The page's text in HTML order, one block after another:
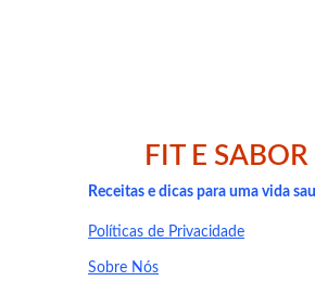
FIT E SABOR
Receitas e dicas para uma vida
Políticas de Privacidade
Sobre Nós